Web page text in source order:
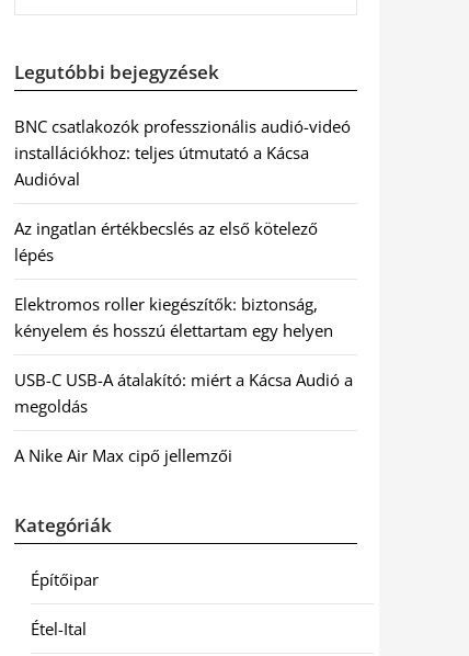
Legutóbbi bejegyzések
BNC csatlakozók professzionális audió-videó
installációkhoz: teljes útmutató a Kácsa
Audióval
Az ingatlan értékbecslés az első kötelező
lépés
Elektromos roller kiegészítők: biztonság,
kényelem és hosszú élettartam egy helyen
USB-C USB-A átalakító: miért a Kácsa Audió a
megoldás
A Nike Air Max cipő jellemzői
Kategóriák
Építőipar
Étel-Ital